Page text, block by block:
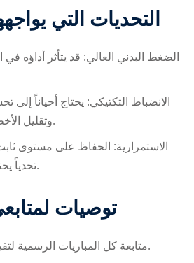
التحديات التي
الضغط البدني العالي: قد يتأثر أداؤه
الانضباط التكتيكي: يحتاج أحياناً إلى
وتقليل الأخطاء في وسط الملعب.
الاستمرارية: الحفاظ على مستوى
تحدياً يحتاج إلى مجهود إضافي.
توصيات
متابعة كل المباريات الرسمية لتقييم أدائه بشكل شامل.